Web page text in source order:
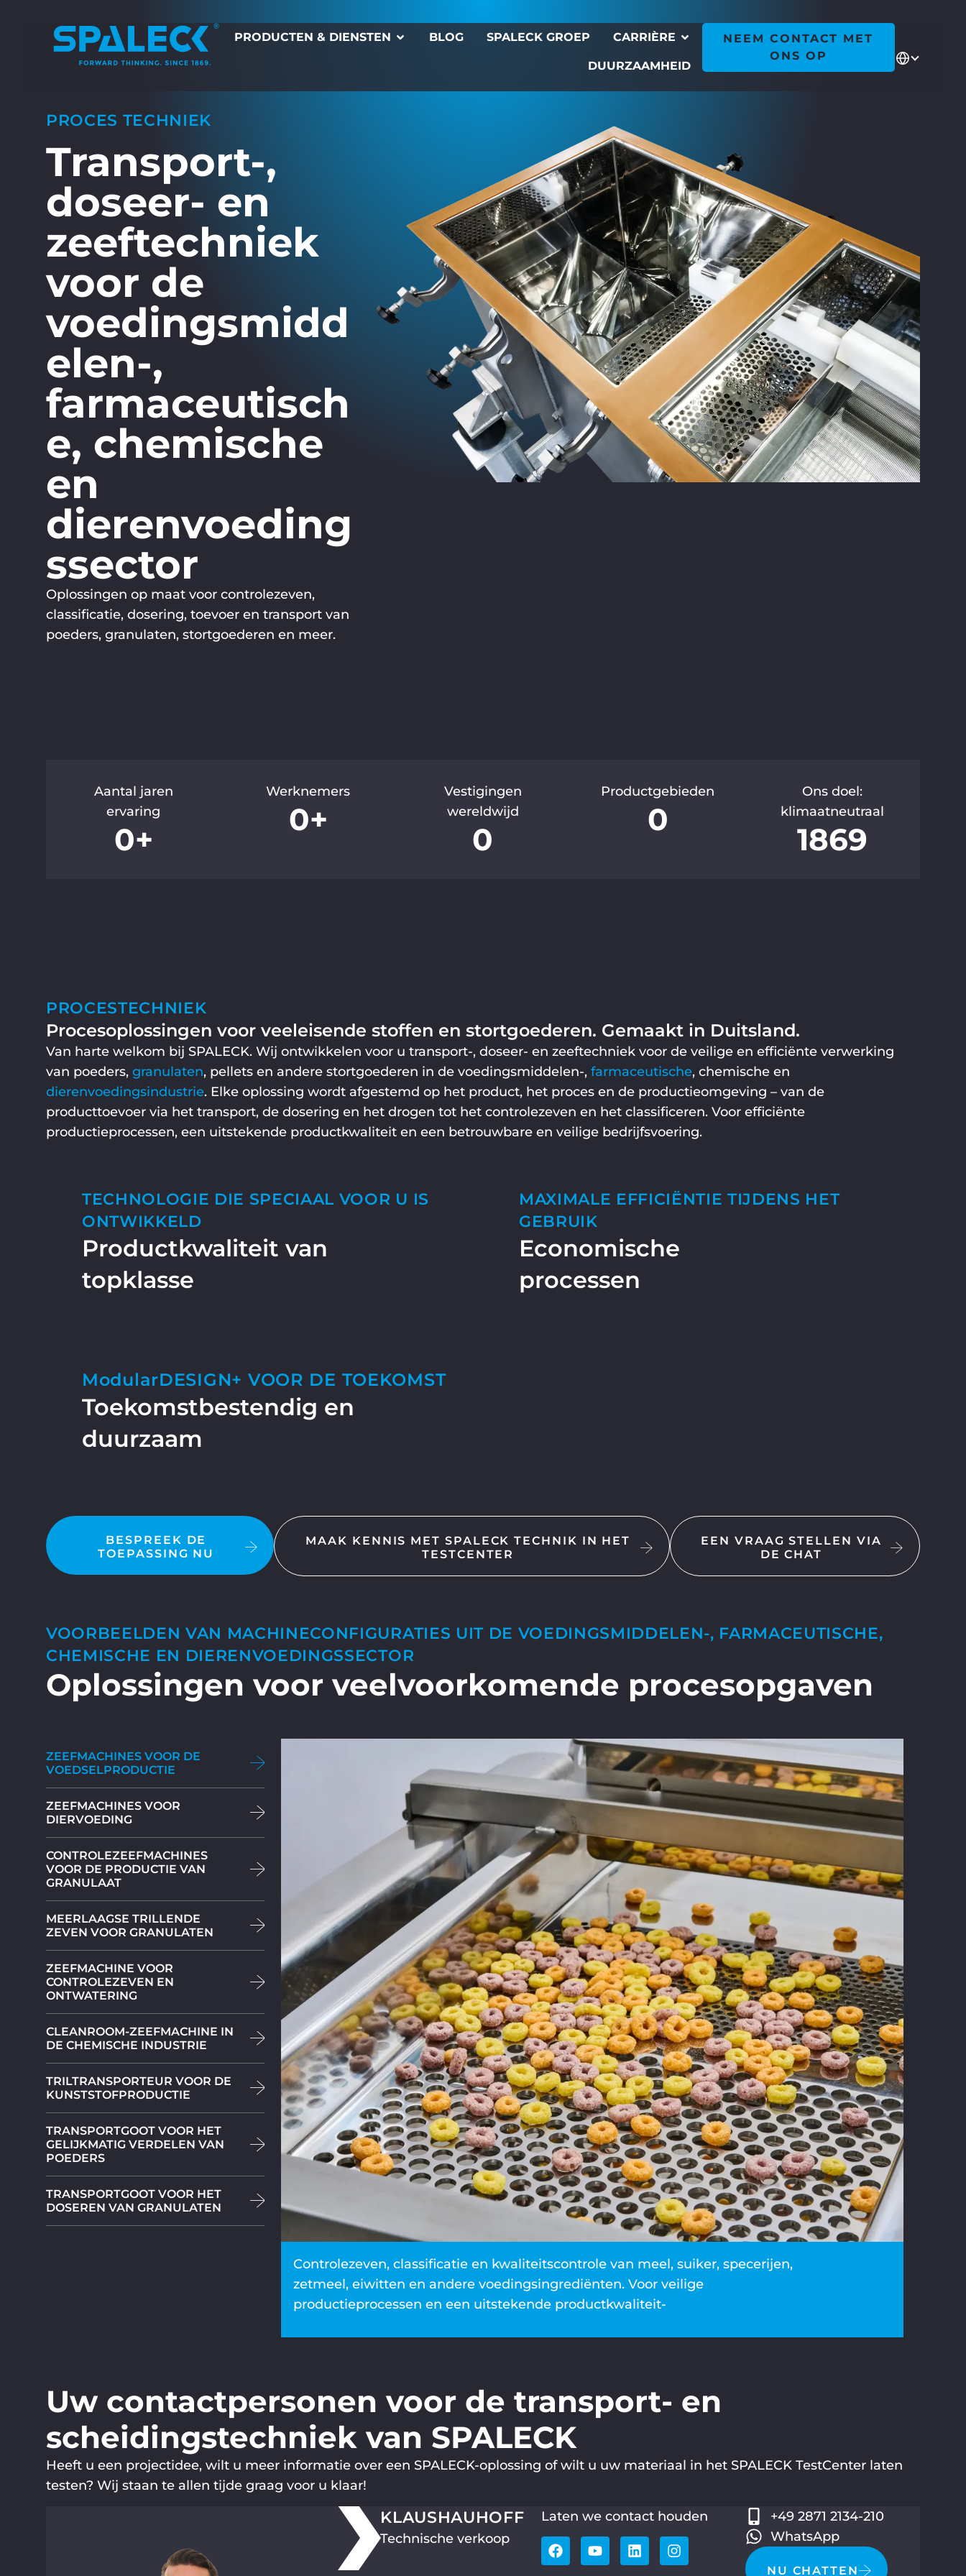
PRODUCTEN & DIENSTEN BLOG SPALECK GROEP CARRIÈRE
DUURZAAMHEID
NEEM CONTACT MET
ONS OP
PROCES TECHNIEK
Transport-,
doseer- en
zeeftechniek
voor de
voedingsmidd
elen-,
farmaceutisch
e, chemische
en
dierenvoeding
ssector
Oplossingen op maat voor controlezeven,
classificatie, dosering, toevoer en transport van
poeders, granulaten, stortgoederen en meer.
Aantal jaren
ervaring
0+
Werknemers
0+
Vestigingen
wereldwijd
0
Productgebieden
0
Ons doel:
klimaatneutraal
1869
PROCESTECHNIEK
Procesoplossingen voor veeleisende stoffen en stortgoederen. Gemaakt in Duitsland.
Van harte welkom bij SPALECK. Wij ontwikkelen voor u transport-, doseer- en zeeftechniek voor de veilige en efficiënte verwerking
van poeders, granulaten, pellets en andere stortgoederen in de voedingsmiddelen-, farmaceutische, chemische en
dierenvoedingsindustrie. Elke oplossing wordt afgestemd op het product, het proces en de productieomgeving – van de
producttoevoer via het transport, de dosering en het drogen tot het controlezeven en het classificeren. Voor efficiënte
productieprocessen, een uitstekende productkwaliteit en een betrouwbare en veilige bedrijfsvoering.
TECHNOLOGIE DIE SPECIAAL VOOR U IS
ONTWIKKELD
Productkwaliteit van
topklasse
MAXIMALE EFFICIËNTIE TIJDENS HET
GEBRUIK
Economische
processen
ModularDESIGN+ VOOR DE TOEKOMST
Toekomstbestendig en
duurzaam
BESPREEK DE
TOEPASSING NU
MAAK KENNIS MET SPALECK TECHNIK IN HET
TESTCENTER
EEN VRAAG STELLEN VIA
DE CHAT
VOORBEELDEN VAN MACHINECONFIGURATIES UIT DE VOEDINGSMIDDELEN-, FARMACEUTISCHE,
CHEMISCHE EN DIERENVOEDINGSSECTOR
Oplossingen voor veelvoorkomende procesopgaven
ZEEFMACHINES VOOR DE
VOEDSELPRODUCTIE
ZEEFMACHINES VOOR
DIERVOEDING
CONTROLEZEEFMACHINES
VOOR DE PRODUCTIE VAN
GRANULAAT
MEERLAAGSE TRILLENDE
ZEVEN VOOR GRANULATEN
ZEEFMACHINE VOOR
CONTROLEZEVEN EN
ONTWATERING
CLEANROOM-ZEEFMACHINE IN
DE CHEMISCHE INDUSTRIE
TRILTRANSPORTEUR VOOR DE
KUNSTSTOFPRODUCTIE
TRANSPORTGOOT VOOR HET
GELIJKMATIG VERDELEN VAN
POEDERS
TRANSPORTGOOT VOOR HET
DOSEREN VAN GRANULATEN
Controlezeven, classificatie en kwaliteitscontrole van meel, suiker, specerijen,
zetmeel, eiwitten en andere voedingsingrediënten. Voor veilige
productieprocessen en een uitstekende productkwaliteit-
Uw contactpersonen voor de transport- en
scheidingstechniek van SPALECK
Heeft u een projectidee, wilt u meer informatie over een SPALECK-oplossing of wilt u uw materiaal in het SPALECK TestCenter laten
testen? Wij staan te allen tijde graag voor u klaar!
KLAUSHAUHOFF
Technische verkoop
Laten we contact houden
+49 2871 2134-210
WhatsApp
NU CHATTEN